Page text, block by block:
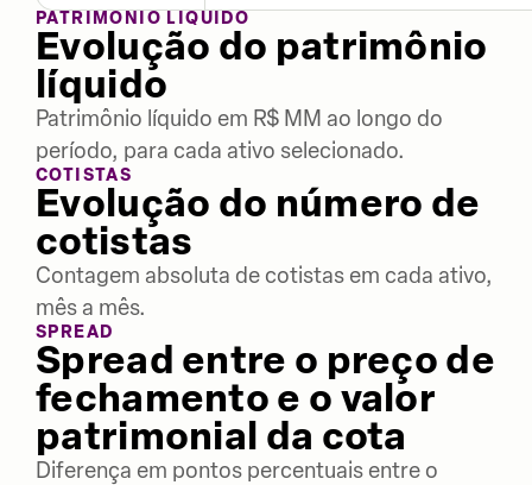
PATRIMÔNIO LÍQUIDO
Evolução do patrimônio
líquido
Patrimônio líquido em R$ MM ao longo do
período, para cada ativo selecionado.
COTISTAS
Evolução do número de
cotistas
Contagem absoluta de cotistas em cada ativo,
mês a mês.
SPREAD
Spread entre o preço de
fechamento e o valor
patrimonial da cota
Diferença em pontos percentuais entre o